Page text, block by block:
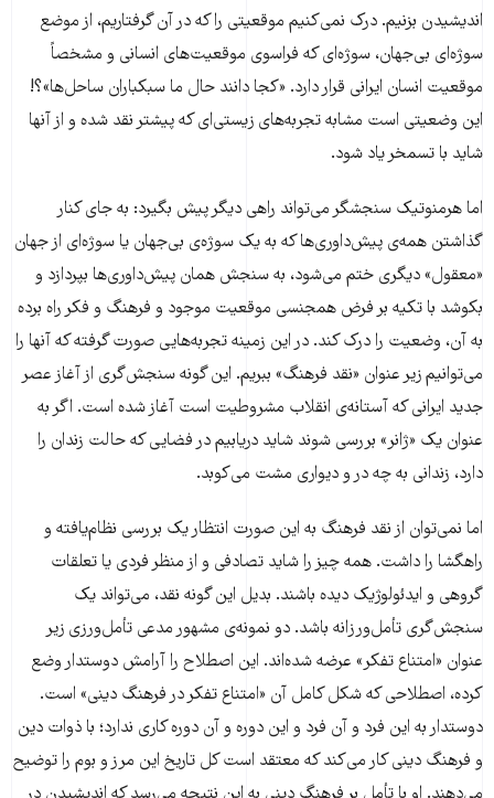
اندیشیدن بزنیم. درک نمی‌کنیم موقعیتی را که در آن گرفتاریم، از موضع
سوژه‌ای بی‌جهان، سوژه‌ای که فراسوی موقعیت‌های انسانی و مشخصاً
موقعیت انسان ایرانی قرار دارد. «کجا دانند حال ما سبکباران ساحل‌ها»؟!
این وضعیتی است مشابه تجربه‌های زیستی‌ای که پیشتر نقد شده و از آنها
شاید با تسمخر یاد شود.
اما هرمنوتیک سنجشگر می‌تواند راهی دیگر پیش بگیرد: به جای کنار
گذاشتن همه‌ی پیش‌داوری‌ها که به یک سوژه‌ی بی‌جهان یا سوژه‌ای از جهان
«معقول» دیگری ختم می‌شود، به سنجش همان پیش‌داوری‌ها بپردازد و
بکوشد با تکیه بر فرض همجنسی موقعیت موجود و فرهنگ و فکر راه برده
به آن، وضعیت را درک کند. در این زمینه تجربه‌هایی صورت گرفته که آنها را
می‌توانیم زیر عنوان «نقد فرهنگ» ببریم. این گونه سنجش‌گری از آغاز عصر
جدید ایرانی که آستانه‌ی انقلاب مشروطیت است آغاز شده است. اگر به
عنوان یک «ژانر» بررسی شوند شاید دریابیم در فضایی که حالت زندان را
دارد، زندانی به چه در و دیواری مشت می‌کوبد.
اما نمی‌توان از نقد فرهنگ به این صورت انتظار یک بررسی نظام‌یافته و
راهگشا را داشت. همه چیز را شاید تصادفی و از منظر فردی یا تعلقات
گروهی و ایدئولوژیک دیده باشند. بدیل این گونه نقد، می‌تواند یک
سنجش‌گری تأمل‌ورزانه باشد. دو نمونه‌ی مشهور مدعی تأمل‌ورزی زیر
عنوان «امتناع تفکر» عرضه شده‌اند. این اصطلاح را آرامش دوستدار وضع
کرده، اصطلاحی که شکل کامل آن «امتناع تفکر در فرهنگ دینی» است.
دوستدار به این فرد و آن فرد و این دوره و آن دوره کاری ندارد؛ با ذوات دین
و فرهنگ دینی کار می‌کند که معتقد است کل تاریخ این مرز و بوم را توضیح